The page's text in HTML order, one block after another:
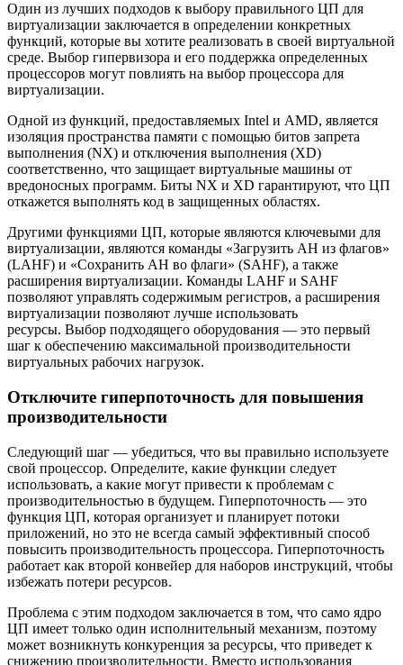
Один из лучших подходов к выбору правильного ЦП для
виртуализации заключается в определении конкретных
функций, которые вы хотите реализовать в своей виртуальной
среде. Выбор гипервизора и его поддержка определенных
процессоров могут повлиять на выбор процессора для
виртуализации.
Одной из функций, предоставляемых Intel и AMD, является
изоляция пространства памяти с помощью битов запрета
выполнения (NX) и отключения выполнения (XD)
соответственно, что защищает виртуальные машины от
вредоносных программ. Биты NX и XD гарантируют, что ЦП
откажется выполнять код в защищенных областях.
Другими функциями ЦП, которые являются ключевыми для
виртуализации, являются команды «Загрузить AH из флагов»
(LAHF) и «Сохранить AH во флаги» (SAHF), а также
расширения виртуализации. Команды LAHF и SAHF
позволяют управлять содержимым регистров, а расширения
виртуализации позволяют лучше использовать
ресурсы. Выбор подходящего оборудования — это первый
шаг к обеспечению максимальной производительности
виртуальных рабочих нагрузок.
Отключите гиперпоточность для повышения
производительности
Следующий шаг — убедиться, что вы правильно используете
свой процессор. Определите, какие функции следует
использовать, а какие могут привести к проблемам с
производительностью в будущем. Гиперпоточность — это
функция ЦП, которая организует и планирует потоки
приложений, но это не всегда самый эффективный способ
повысить производительность процессора. Гиперпоточность
работает как второй конвейер для наборов инструкций, чтобы
избежать потери ресурсов.
Проблема с этим подходом заключается в том, что само ядро ​​​​
ЦП имеет только один исполнительный механизм, поэтому
может возникнуть конкуренция за ресурсы, что приведет к
снижению производительности. Вместо использования